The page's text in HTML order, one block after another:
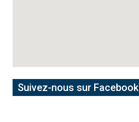
Suivez-nous sur Facebook